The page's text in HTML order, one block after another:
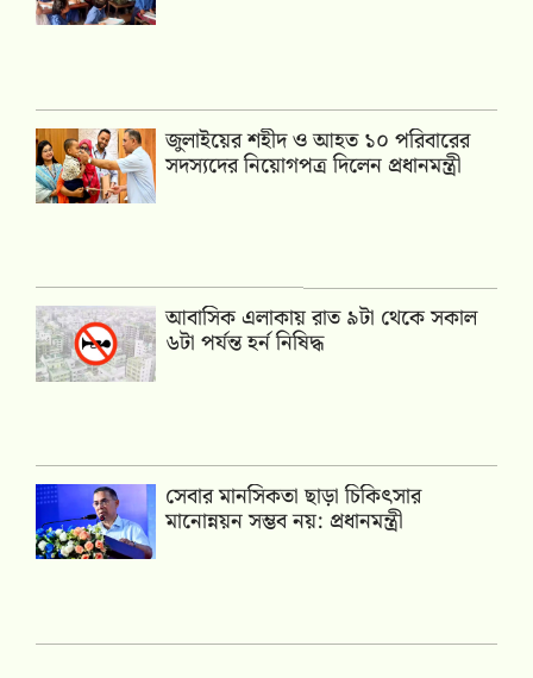
জুলাইয়ের শহীদ ও আহত ১০ পরিবারের
সদস্যদের নিয়োগপত্র দিলেন প্রধানমন্ত্রী
আবাসিক এলাকায় রাত ৯টা থেকে সকাল
৬টা পর্যন্ত হর্ন নিষিদ্ধ
সেবার মানসিকতা ছাড়া চিকিৎসার
মানোন্নয়ন সম্ভব নয়: প্রধানমন্ত্রী